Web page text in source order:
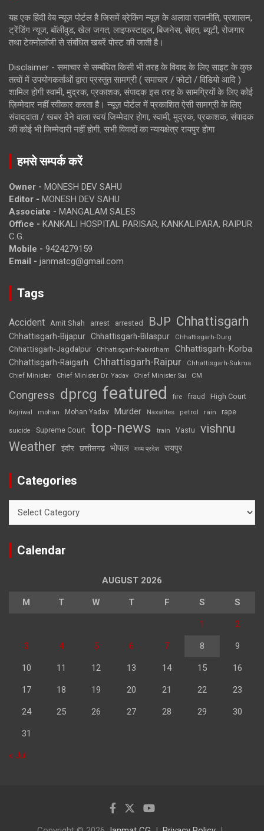
यह एक हिंदी वेब न्यूज़ पोर्टल है जिसमें ब्रेकिंग न्यूज़ के अलावा राजनीति, प्रशासन,
ट्रेंडिंग न्यूज, बॉलीवुड, खेल जगत, लाइफस्टाइल, बिजनेस, सेहत, ब्यूटी, रोजगार
तथा टेक्नोलॉजी से संबंधित खबरें पोस्ट की जाती है।
Disclaimer - समाचार से सम्बंधित किसी भी तरह के विवाद के लिए साइट के कुछ
तत्वों में उपयोगकर्ताओं द्वारा प्रस्तुत सामग्री ( समाचार / फोटो / विडियो आदि )
शामिल होगी स्वामी, मुद्रक, प्रकाशक, संपादक इस तरह के सामग्रियों के लिए कोई
ज़िम्मेदार नहीं स्वीकार करता है। न्यूज़ पोर्टल में प्रकाशित ऐसी सामग्री के लिए
संवाददाता / खबर देने वाला स्वयं जिम्मेदार होगा, स्वामी, मुद्रक, प्रकाशक, संपादक
की कोई भी जिम्मेदारी नहीं होगी. सभी विवादों का न्यायक्षेत्र रायपुर होगा
हमसे सम्पर्क करें
Owner - MONESH DEV SAHU
Editor - MONESH DEV SAHU
Associate - MANGALAM SALES
Office - KANKALI HOSPITAL PARISAR, KANKALIPARA, RAIPUR
C.G.
Mobile - 9424279159
Email - janmatcg@gmail.com
Tags
Accident Amit Shah arrest arrested BJP Chhattisgarh
Chhattisgarh-Bijapur Chhattisgarh-Bilaspur Chhattisgarh-Durg
Chhattisgarh-Jagdalpur Chhattisgarh-Kabirdham Chhattisgarh-Korba
Chhattisgarh-Raigarh Chhattisgarh-Raipur
Chhattisgarh-Sukma
Chief Minister
Chief Minister Dr. Yadav Chief Minister Sai CM
Congress dprcg featured fire fraud High Court
Kejriwal mohan Mohan Yadav Murder Naxalites petrol rain rape
suicide Supreme Court top-news train Vastu vishnu
Weather इंदौर छत्तीसगढ़ भोपाल मध्य प्रदेश रायपुर
Categories
Calendar
AUGUST 2026
M T W T F S S
1 2
3 4 5 6 7 8 9
10 11 12 13 14 15 16
17 18 19 20 21 22 23
24 25 26 27 28 29 30
31
« Jul